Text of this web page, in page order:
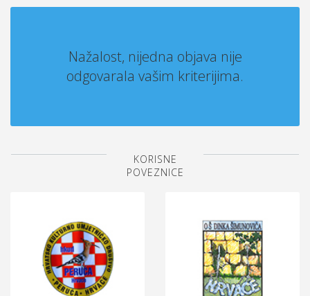
Nažalost, nijedna objava nije
odgovarala vašim kriterijima.
KORISNE
POVEZNICE